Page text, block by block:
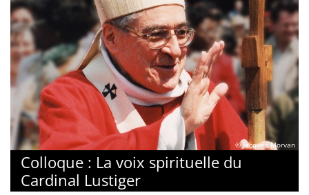
© Jacques Morvan
Colloque : La voix spirituelle du
Cardinal Lustiger